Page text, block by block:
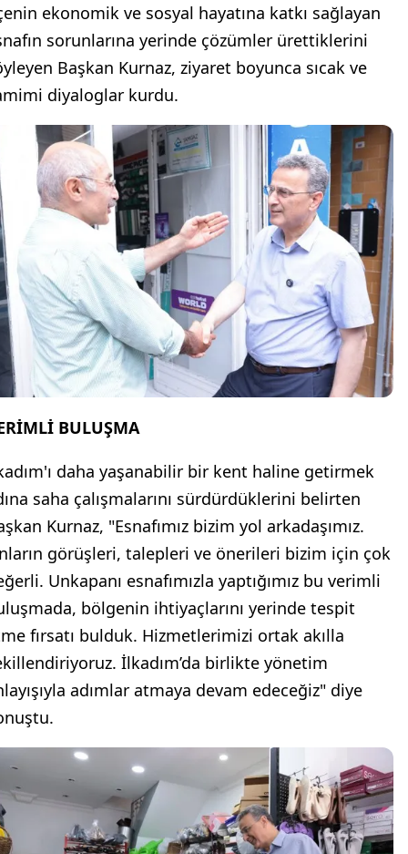
ekonomik ve sosyal hayatına katkı sağlayan
sorunlarına yerinde çözümler ürettiklerini
Başkan Kurnaz, ziyaret boyunca sıcak ve
diyaloglar kurdu.
BULUŞMA
daha yaşanabilir bir kent haline getirmek
saha çalışmalarını sürdürdüklerini belirten
Kurnaz, "Esnafımız bizim yol arkadaşımız.
görüşleri, talepleri ve önerileri bizim için çok
Unkapanı esnafımızla yaptığımız bu verimli
bölgenin ihtiyaçlarını yerinde tespit
fırsatı bulduk. Hizmetlerimizi ortak akılla
İlkadım’da birlikte yönetim
adımlar atmaya devam edeceğiz" diye